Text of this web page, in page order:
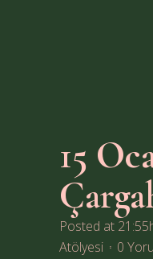
15
Posted at
Atölyesi
0